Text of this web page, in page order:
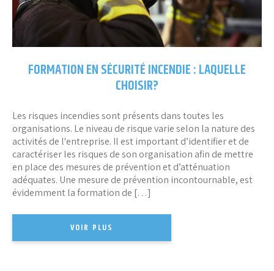
FORMATION EN SÉCURITÉ INCENDIE : LAQUELLE
CHOISIR?
Les risques incendies sont présents dans toutes les
organisations. Le niveau de risque varie selon la nature des
activités de l'entreprise. Il est important d’identifier et de
caractériser les risques de son organisation afin de mettre
en place des mesures de prévention et d’atténuation
adéquates. Une mesure de prévention incontournable, est
évidemment la formation de […]
VOIR PLUS